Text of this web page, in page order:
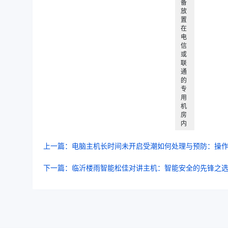
备
放
置
在
电
信
或
联
通
的
专
用
机
房
内
上一篇：电脑主机长时间未开启受潮如何处理与预防：操
下一篇：临沂楼雨智能松佳对讲主机：智能安全的先锋之选